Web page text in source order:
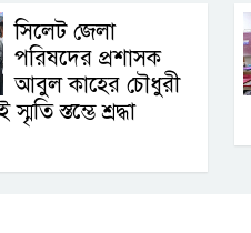
সিলেট জেলা
পরিষদের প্রশাসক
আবুল কাহের চৌধুরী
স্তম্ভে শ্রদ্ধা